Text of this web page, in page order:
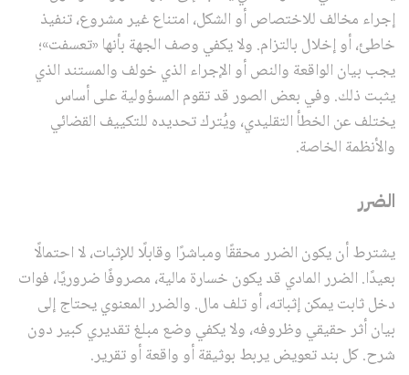
إجراء مخالف للاختصاص أو الشكل، امتناع غير مشروع، تنفيذ
خاطئ، أو إخلال بالتزام. ولا يكفي وصف الجهة بأنها «تعسفت»؛
يجب بيان الواقعة والنص أو الإجراء الذي خولف والمستند الذي
يثبت ذلك. وفي بعض الصور قد تقوم المسؤولية على أساس
يختلف عن الخطأ التقليدي، ويُترك تحديده للتكييف القضائي
والأنظمة الخاصة.
الضرر
يشترط أن يكون الضرر محققًا ومباشرًا وقابلًا للإثبات، لا احتمالًا
بعيدًا. الضرر المادي قد يكون خسارة مالية، مصروفًا ضروريًا، فوات
دخل ثابت يمكن إثباته، أو تلف مال. والضرر المعنوي يحتاج إلى
بيان أثر حقيقي وظروفه، ولا يكفي وضع مبلغ تقديري كبير دون
شرح. كل بند تعويض يربط بوثيقة أو واقعة أو تقرير.